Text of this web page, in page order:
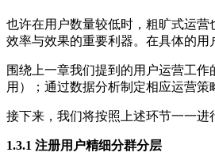
也许在用户数量较低时，粗旷式运
效率与效果的重要利器。在具体的
围绕上一章我们提到的用户运营工
用）；通过数据分析制定相应运营
接下来，我们将按照上述环节一一进
1.3.1 注册用户精细分群分层